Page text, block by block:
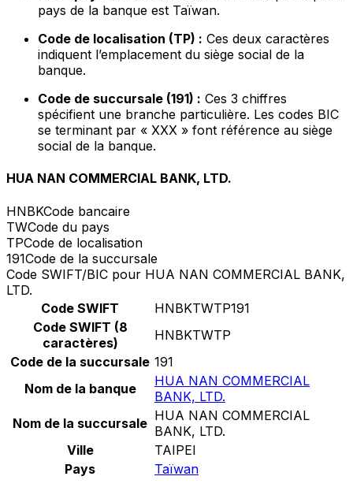
pays de la banque est Taïwan.
Code de localisation (TP) : Ces deux caractères
indiquent l’emplacement du siège social de la
banque.
Code de succursale (191) : Ces 3 chiffres
spécifient une branche particulière. Les codes BIC
se terminant par « XXX » font référence au siège
social de la banque.
HUA NAN COMMERCIAL BANK, LTD.
HNBKCode bancaire
TWCode du pays
TPCode de localisation
191Code de la succursale
Code SWIFT/BIC pour HUA NAN COMMERCIAL BANK,
LTD.
Code SWIFT
HNBKTWTP191
Code SWIFT (8
caractères)
HNBKTWTP
Code de la succursale 191
Nom de la banque
HUA NAN COMMERCIAL
BANK, LTD.
Nom de la succursale HUA NAN COMMERCIAL
BANK, LTD.
Ville
TAIPEI
Pays
Taïwan